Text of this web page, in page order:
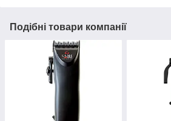
Подібні товари компанії